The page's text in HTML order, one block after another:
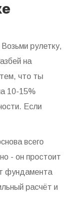
рулетку,
на
что ты
10-15%
Если
всего
- он простоит
фундамента
расчёт и